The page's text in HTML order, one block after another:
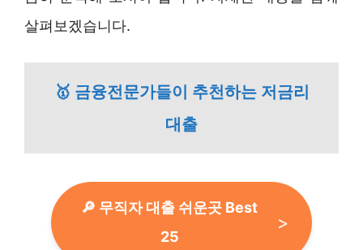
살펴보겠습니다.
🥇 금융전문가들이 추천하는 저금리
대출
🔎 무직자 대출 쉬운곳 Best
25